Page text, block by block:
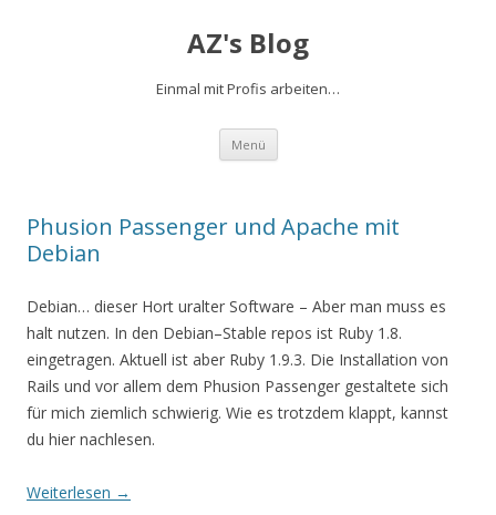
AZ's Blog
Einmal mit Profis arbeiten…
Menü Zum Inhalt springen
Phusion Passenger und Apache mit
Debian
Debian… dieser Hort uralter Software – Aber man muss es
halt nutzen. In den Debian–Stable repos ist Ruby 1.8.
eingetragen. Aktuell ist aber Ruby 1.9.3. Die Installation von
Rails und vor allem dem Phusion Passenger gestaltete sich
für mich ziemlich schwierig. Wie es trotzdem klappt, kannst
du hier nachlesen.
Weiterlesen →